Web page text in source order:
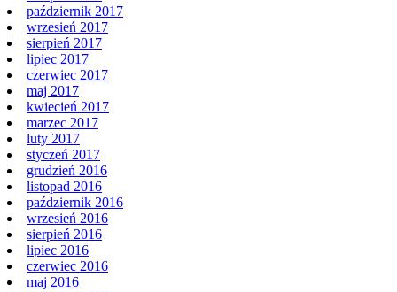
październik 2017
wrzesień 2017
sierpień 2017
lipiec 2017
czerwiec 2017
maj 2017
kwiecień 2017
marzec 2017
luty 2017
styczeń 2017
grudzień 2016
listopad 2016
październik 2016
wrzesień 2016
sierpień 2016
lipiec 2016
czerwiec 2016
maj 2016